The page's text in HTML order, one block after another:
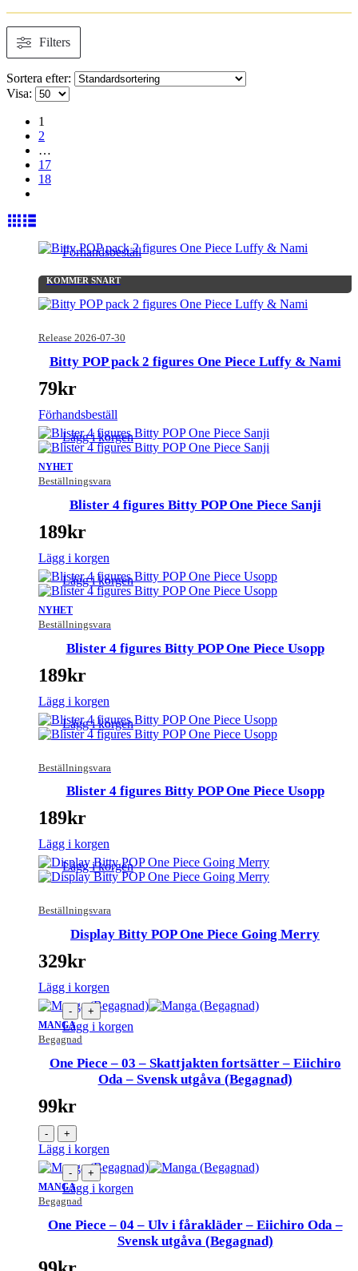
Filters
Sortera efter:
Visa:
1
2
…
17
18
KOMMER SNART
Release 2026-07-30
Förhandsbeställ
Bitty POP pack 2 figures One Piece Luffy & Nami
79kr
Förhandsbeställ
NYHET
Beställningsvara
Lägg i korgen
Blister 4 figures Bitty POP One Piece Sanji
189kr
Lägg i korgen
NYHET
Beställningsvara
Lägg i korgen
Blister 4 figures Bitty POP One Piece Usopp
189kr
Lägg i korgen
Beställningsvara
Lägg i korgen
Blister 4 figures Bitty POP One Piece Usopp
189kr
Lägg i korgen
Beställningsvara
Lägg i korgen
Display Bitty POP One Piece Going Merry
329kr
Lägg i korgen
MANGA
Begagnad
- +
Lägg i korgen
One Piece – 03 – Skattjakten fortsätter – Eiichiro
Oda – Svensk utgåva (Begagnad)
99kr
- +
Lägg i korgen
MANGA
Begagnad
- +
Lägg i korgen
One Piece – 04 – Ulv i fårakläder – Eiichiro Oda –
Svensk utgåva (Begagnad)